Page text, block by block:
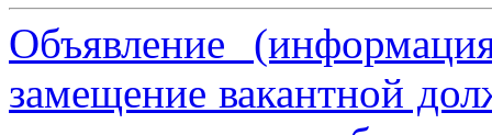
Объявление
замещение вакантной